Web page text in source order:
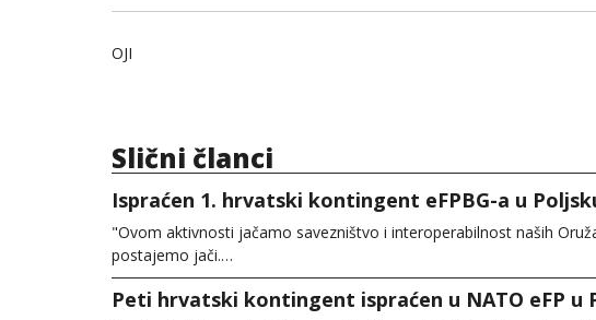
OJI
Slični članci
Ispraćen 1. hrvatski kontingent eFPBG-a u
"Ovom aktivnosti jačamo savezništvo i interoperabilnost naših
postajemo jači.…
Peti hrvatski kontingent ispraćen u NATO eFP u